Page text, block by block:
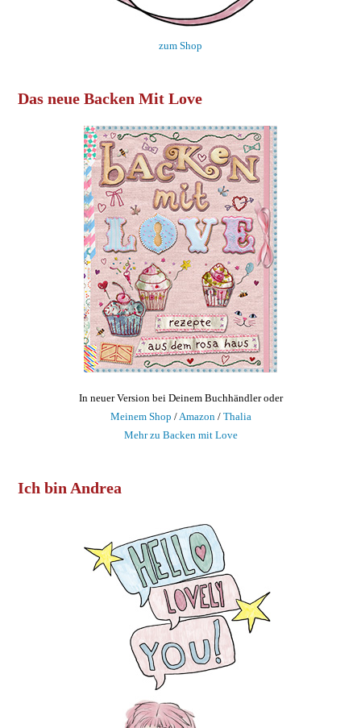
zum Shop
Das neue Backen Mit Love
In neuer Version bei Deinem Buchhändler oder
Meinem Shop /Amazon/ Thalia
Mehr zu Backen mit Love
Ich bin Andrea